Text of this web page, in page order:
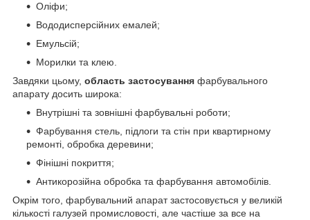
Оліфи;
Вододисперсійних емалей;
Емульсій;
Морилки та клею.
Завдяки цьому, область застосування фарбувального
апарату досить широка:
Внутрішні та зовнішні фарбувальні роботи;
Фарбування стель, підлоги та стін при квартирному
ремонті, обробка деревини;
Фінішні покриття;
Антикорозійна обробка та фарбування автомобілів.
Окрім того, фарбувальний апарат застосовується у великій
кількості галузей промисловості, але частіше за все на